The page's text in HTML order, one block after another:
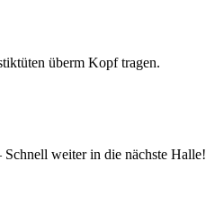
überm Kopf tragen.
weiter in die nächste Halle!